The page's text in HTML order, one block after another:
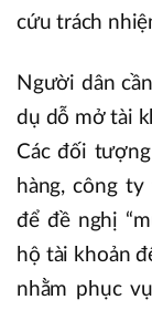
cứu trách
Người dân
dụ dỗ mở tài
Các đối
hàng, công
để đề nghị
hộ tài khoản
nhằm phục